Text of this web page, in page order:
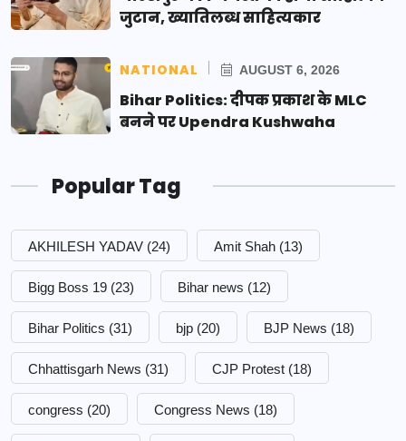
जुटान, ख्यातिलब्ध साहित्यकार
NATIONAL AUGUST 6, 2026
Bihar Politics: दीपक प्रकाश के MLC
बनने पर Upendra Kushwaha
Popular Tag
AKHILESH YADAV (24) Amit Shah (13)
Bigg Boss 19 (23) Bihar news (12)
Bihar Politics (31) bjp (20) BJP News (18)
Chhattisgarh News (31) CJP Protest (18)
congress (20) Congress News (18)